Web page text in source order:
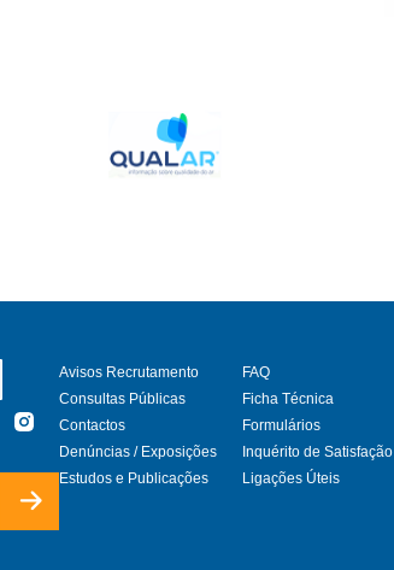
Instagram
Avisos Recrutamento
Consultas Públicas
Contactos
Denúncias / Exposições
Estudos e Publicações
FAQ
Ficha Técnica
Formulários
Inquérito de Satisfação
Ligações Úteis